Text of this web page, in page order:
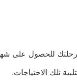
تلك الاحتياجات.